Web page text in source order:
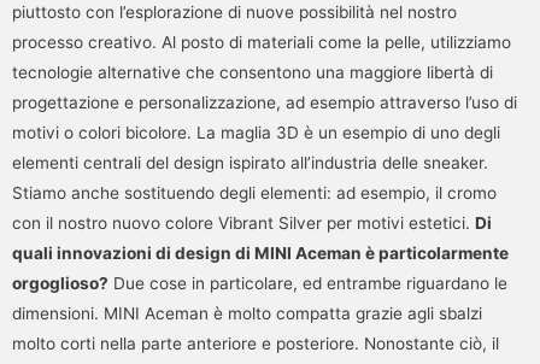
piuttosto con l’esplorazione di nuove possibilità nel nostro
processo creativo. Al posto di materiali come la pelle, utilizziamo
tecnologie alternative che consentono una maggiore libertà di
progettazione e personalizzazione, ad esempio attraverso l’uso di
motivi o colori bicolore. La maglia 3D è un esempio di uno degli
elementi centrali del design ispirato all’industria delle sneaker.
Stiamo anche sostituendo degli elementi: ad esempio, il cromo
con il nostro nuovo colore Vibrant Silver per motivi estetici. Di
quali innovazioni di design di MINI Aceman è particolarmente
orgoglioso? Due cose in particolare, ed entrambe riguardano le
dimensioni. MINI Aceman è molto compatta grazie agli sbalzi
molto corti nella parte anteriore e posteriore. Nonostante ciò, il